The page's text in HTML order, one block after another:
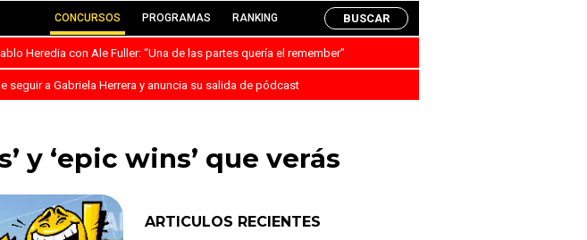
CONCURSOS PROGRAMAS RANKING BUSCAR
Heredia con Ale Fuller: “Una de las partes quería el remember”
seguir a Gabriela Herrera y anuncia su salida de pódcast
y ‘epic wins’ que verás
ARTICULOS RECIENTES